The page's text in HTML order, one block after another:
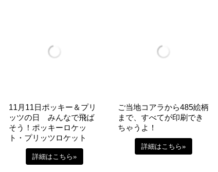
11月11日ポッキー＆プリ
ッツの日 みんなで飛ば
そう！ポッキーロケッ
ト・プリッツロケット
詳細はこちら»
ご当地コアラから485絵柄
まで、すべてが印刷でき
ちゃうよ！
詳細はこちら»